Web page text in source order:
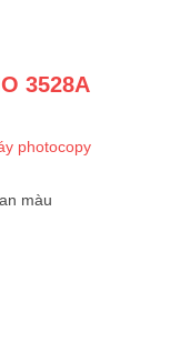
3528A
photocopy
màu